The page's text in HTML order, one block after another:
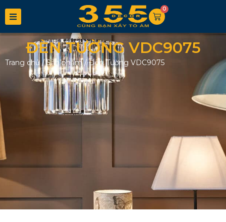
0
ĐÈN TƯỜNG VDC9075
Trang chủ/Sản phẩm/Đèn Tường VDC9075